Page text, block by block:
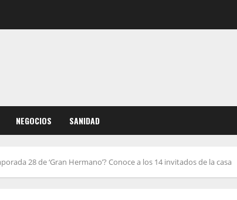
NEGOCIOS SANIDAD
28 de ‘Gran Hermano’? Conoce a los 14 invitados de la casa